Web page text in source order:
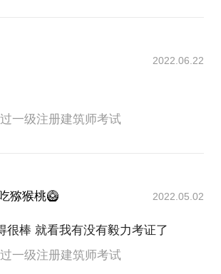
2022.06.22
一级注册建筑师考试
猕猴桃🥝 2022.05.02
很棒 就看我有没有毅力考证了
一级注册建筑师考试